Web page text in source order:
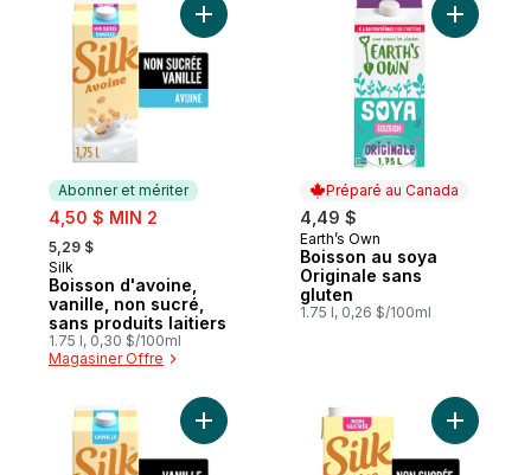
Abonner et mériter
sale:
4,50 $ MIN 2
, formerly:
5,29 $
Abonner et mériter
Silk
Boisson d'avoine,
vanille, non sucré,
sans produits laitiers
1.75 l, 0,30 $/100ml
Magasiner Offre
Ajouter Boisson d'avoine, vanille, non
Préparé au Canada
4,49 $
Préparé au Canada
Earth’s Own
Boisson au soya
Originale sans
gluten
1.75 l, 0,26 $/100ml
Ajouter
Ajouter Oat, boisson d'avoine crémeux,
Ajouter